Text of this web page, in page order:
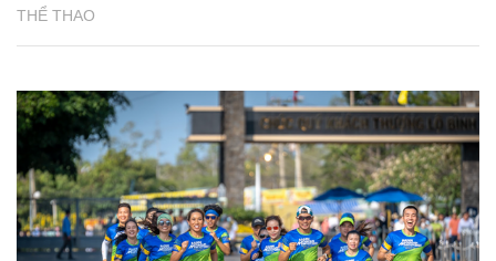
THỂ THAO